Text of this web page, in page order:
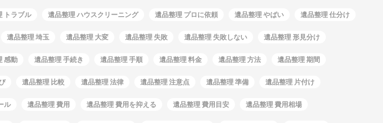
トラブル 遺品整理 ハウスクリーニング 遺品整理 プロに依頼 遺品整理 やばい 遺品整理 仕分け
遺品整理 埼玉 遺品整理 大変 遺品整理 失敗 遺品整理 失敗しない 遺品整理 形見分け
感動 遺品整理 手続き 遺品整理 手順 遺品整理 料金 遺品整理 方法 遺品整理 期間
遺品整理 比較 遺品整理 法律 遺品整理 注意点 遺品整理 準備 遺品整理 片付け
ル 遺品整理 費用 遺品整理 費用を抑える 遺品整理 費用目安 遺品整理 費用相場